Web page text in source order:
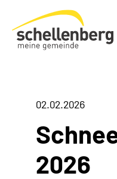
Gemeinde Schellenberg Startseite
02.02.2026
2026